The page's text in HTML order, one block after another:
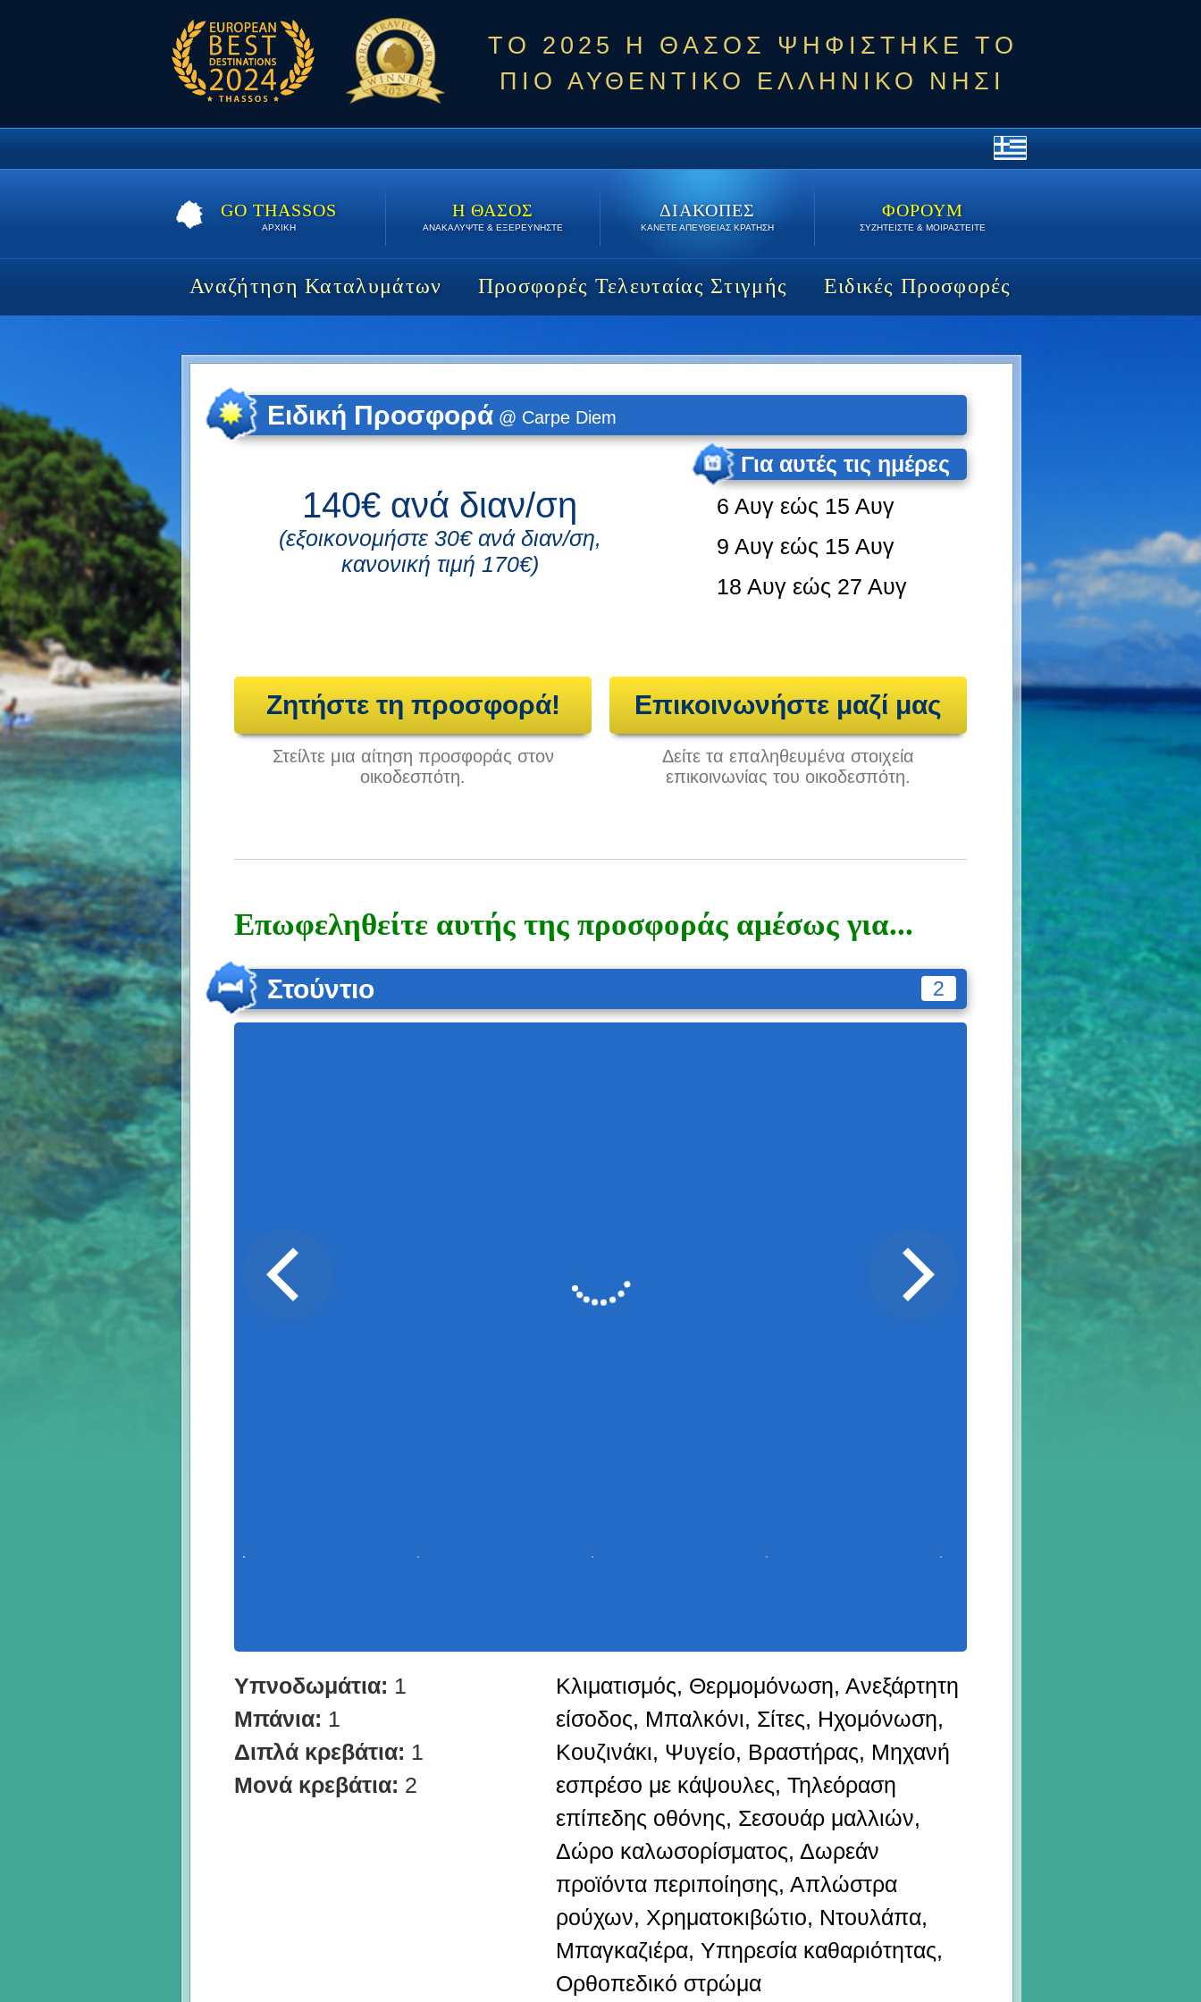
ΤΟ 2025 Η ΘΑΣΟΣ ΨΗΦΙΣΤΗΚΕ ΤΟ
ΠΙΟ ΑΥΘΕΝΤΙΚΟ ΕΛΛΗΝΙΚΟ ΝΗΣΙ
GO THASSOS
ΑΡΧΙΚΗ
Η ΘΑΣΟΣ
ΑΝΑΚΑΛΥΨΤΕ & ΕΞΕΡΕΥΝΗΣΤΕ
ΔΙΑΚΟΠΕΣ
ΚΑΝΕΤΕ ΑΠΕΥΘΕΙΑΣ ΚΡΑΤΗΣΗ
ΦΟΡΟΥΜ
ΣΥΖΗΤΕΙΣΤΕ & ΜΟΙΡΑΣΤΕΙΤΕ
Αναζήτηση Καταλυμάτων Προσφορές Τελευταίας Στιγμής Ειδικές Προσφορές
Carpe Diem | Ειδική Προσφορά
Ειδική Προσφορά @ Carpe Diem
140€ ανά διαν/ση
(εξοικονομήστε 30€ ανά διαν/ση,
κανονική τιμή 170€)
Για αυτές τις ημέρες
6 Αυγ εώς 15 Αυγ
9 Αυγ εώς 15 Αυγ
18 Αυγ εώς 27 Αυγ
Ζητήστε τη προσφορά!
Στείλτε μια αίτηση προσφοράς στον
οικοδεσπότη.
Επικοινωνήστε μαζί μας
Δείτε τα επαληθευμένα στοιχεία
επικοινωνίας του οικοδεσπότη.
Επωφεληθείτε αυτής της προσφοράς αμέσως για...
Στούντιο 2
Υπνοδωμάτια: 1
Μπάνια: 1
Διπλά κρεβάτια: 1
Μονά κρεβάτια: 2
Κλιματισμός, Θερμομόνωση, Ανεξάρτητη
είσοδος, Μπαλκόνι, Σίτες, Ηχομόνωση,
Κουζινάκι, Ψυγείο, Βραστήρας, Μηχανή
εσπρέσο με κάψουλες, Τηλεόραση
επίπεδης οθόνης, Σεσουάρ μαλλιών,
Δώρο καλωσορίσματος, Δωρεάν
προϊόντα περιποίησης, Απλώστρα
ρούχων, Χρηματοκιβώτιο, Ντουλάπα,
Μπαγκαζιέρα, Υπηρεσία καθαριότητας,
Ορθοπεδικό στρώμα